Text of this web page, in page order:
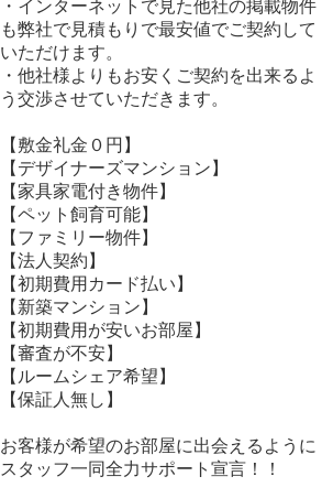
・インターネットで見た他社の掲載物件
も弊社で見積もりで最安値でご契約して
いただけます。
・他社様よりもお安くご契約を出来るよ
う交渉させていただきます。
【敷金礼金０円】
【デザイナーズマンション】
【家具家電付き物件】
【ペット飼育可能】
【ファミリー物件】
【法人契約】
【初期費用カード払い】
【新築マンション】
【初期費用が安いお部屋】
【審査が不安】
【ルームシェア希望】
【保証人無し】
お客様が希望のお部屋に出会えるように
スタッフ一同全力サポート宣言！！